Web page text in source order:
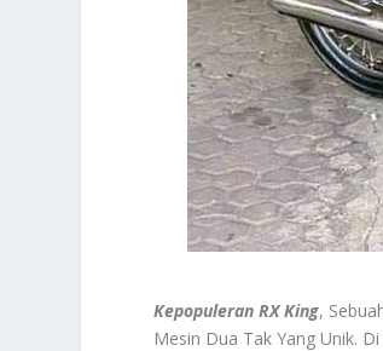
Kepopuleran RX King,
Mesin Dua Tak Yang Unik.